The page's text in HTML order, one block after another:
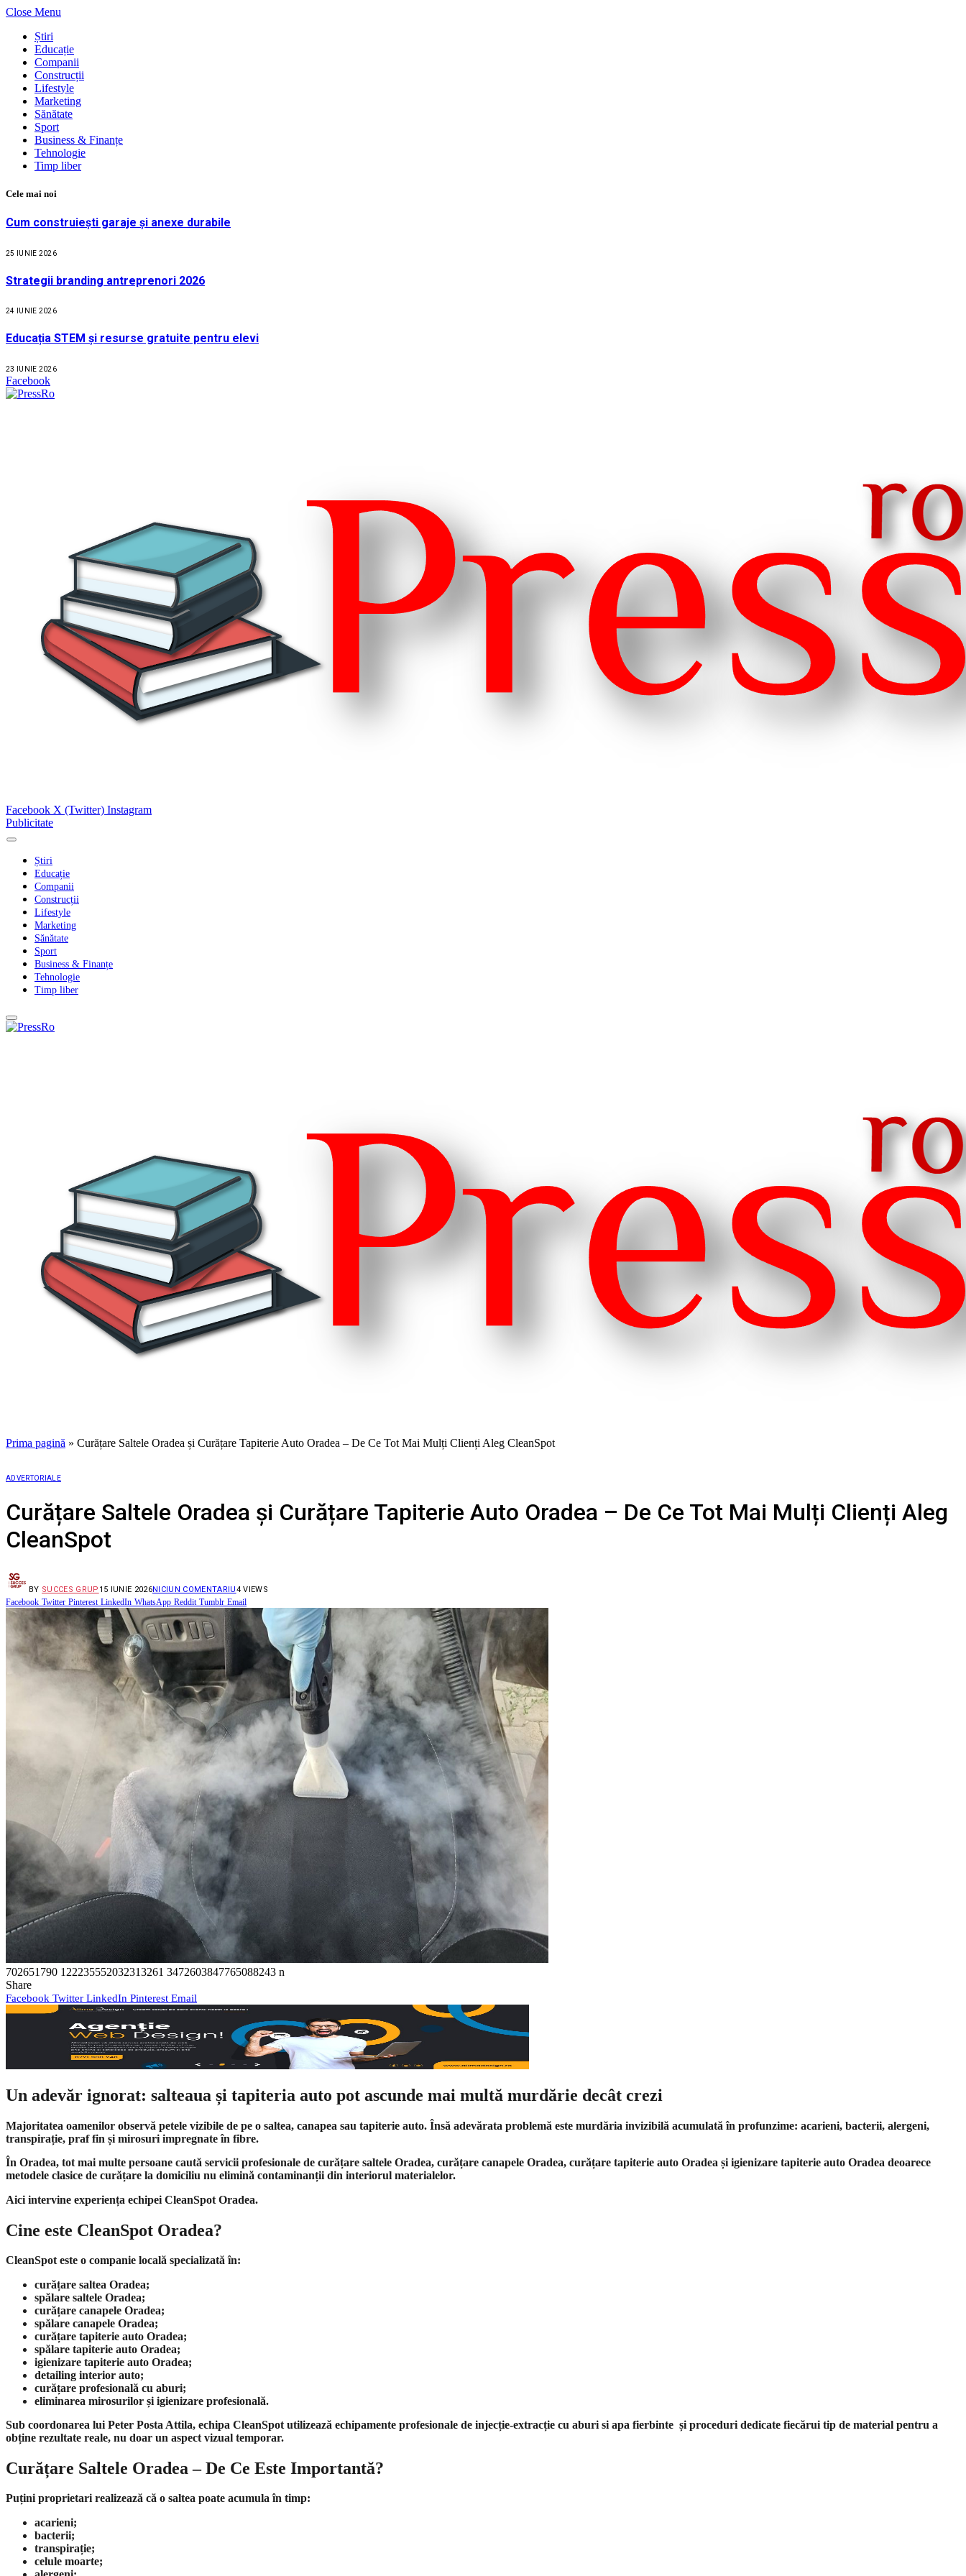
Close Menu
Știri
Educație
Companii
Construcții
Lifestyle
Marketing
Sănătate
Sport
Business & Finanțe
Tehnologie
Timp liber
Cele mai noi
Cum construiești garaje și anexe durabile
25 IUNIE 2026
Strategii branding antreprenori 2026
24 IUNIE 2026
Educația STEM și resurse gratuite pentru elevi
23 IUNIE 2026
Facebook
Facebook X (Twitter) Instagram
Publicitate
Știri
Educație
Companii
Construcții
Lifestyle
Marketing
Sănătate
Sport
Business & Finanțe
Tehnologie
Timp liber
Prima pagină » Curățare Saltele Oradea și Curățare Tapiterie Auto Oradea – De Ce Tot Mai Mulți Clienți Aleg CleanSpot
ADVERTORIALE
Curățare Saltele Oradea și Curățare Tapiterie Auto Oradea – De Ce Tot Mai Mulți Clienți Aleg
CleanSpot
BY SUCCES GRUP 15 IUNIE 2026NICIUN COMENTARIU4VIEWS
Facebook Twitter Pinterest LinkedIn WhatsApp Reddit Tumblr Email
702651790 122235552032313261 3472603847765088243 n
Share
Facebook Twitter LinkedIn Pinterest Email
Un adevăr ignorat: salteaua și tapiteria auto pot ascunde mai multă murdărie decât crezi
Majoritatea oamenilor observă petele vizibile de pe o saltea, canapea sau tapiterie auto. Însă adevărata problemă este murdăria invizibilă acumulată în profunzime: acarieni, bacterii, alergeni,
transpirație, praf fin și mirosuri impregnate în fibre.
În Oradea, tot mai multe persoane caută servicii profesionale de curățare saltele Oradea, curățare canapele Oradea, curățare tapiterie auto Oradea și igienizare tapiterie auto Oradea deoarece
metodele clasice de curățare la domiciliu nu elimină contaminanții din interiorul materialelor.
Aici intervine experiența echipei CleanSpot Oradea.
Cine este CleanSpot Oradea?
CleanSpot este o companie locală specializată în:
curățare saltea Oradea;
spălare saltele Oradea;
curățare canapele Oradea;
spălare canapele Oradea;
curățare tapiterie auto Oradea;
spălare tapiterie auto Oradea;
igienizare tapiterie auto Oradea;
detailing interior auto;
curățare profesională cu aburi;
eliminarea mirosurilor și igienizare profesională.
Sub coordonarea lui Peter Posta Attila, echipa CleanSpot utilizează echipamente profesionale de injecție-extracție cu aburi si apa fierbinte și proceduri dedicate fiecărui tip de material pentru a
obține rezultate reale, nu doar un aspect vizual temporar.
Curățare Saltele Oradea – De Ce Este Importantă?
Puțini proprietari realizează că o saltea poate acumula în timp:
acarieni;
bacterii;
transpirație;
celule moarte;